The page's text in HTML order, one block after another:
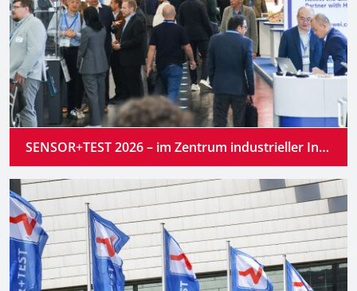
SENSOR+TEST 2026 – im Zentrum industrieller Innovation